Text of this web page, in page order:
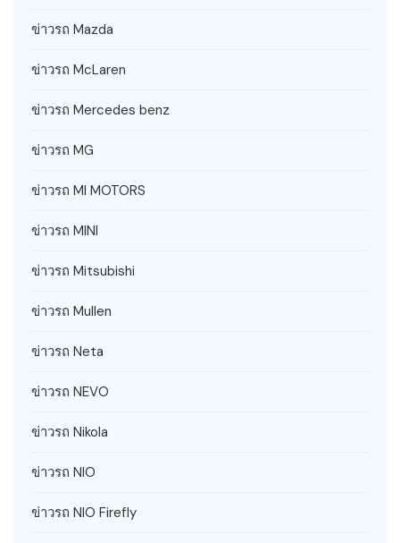
ข่าวรถ Mazda
ข่าวรถ McLaren
ข่าวรถ Mercedes benz
ข่าวรถ MG
ข่าวรถ MI MOTORS
ข่าวรถ MINI
ข่าวรถ Mitsubishi
ข่าวรถ Mullen
ข่าวรถ Neta
ข่าวรถ NEVO
ข่าวรถ Nikola
ข่าวรถ NIO
ข่าวรถ NIO Firefly